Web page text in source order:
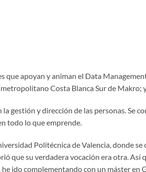
que apoyan y animan el Data
Costa Blanca Sur de Makro;
gestión y dirección de las personas. Se
todo lo que emprende.
Politécnica de Valencia, donde
que su verdadera vocación era otra. Así
ido complementando con un máster en